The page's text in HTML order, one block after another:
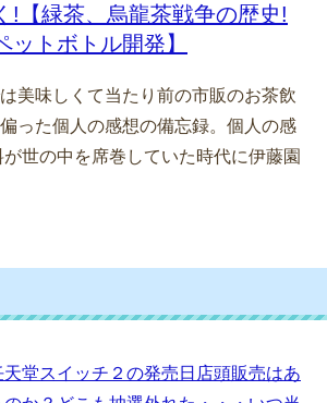
!【緑茶、烏龍茶戦争の歴史!
ットボトル開発】
美味しくて当たり前の市販のお茶飲
った個人の感想の備忘録。個人の感
世の中を席巻していた時代に伊藤園
天堂スイッチ２の発売日店頭販売はあ